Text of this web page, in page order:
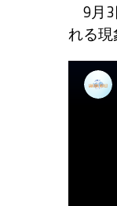
9月3
れる現